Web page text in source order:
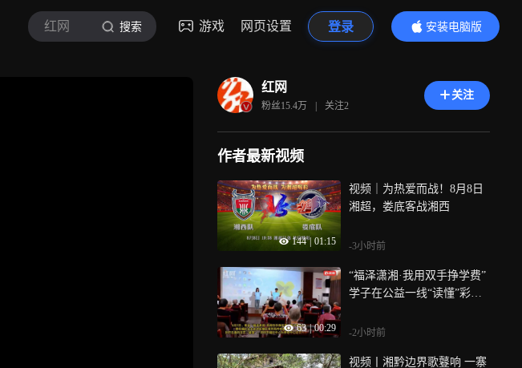
红网 搜索 游戏 网页设置 登录
安装电脑版
内容更精彩
红网
粉丝15.4万 | 关注2
关注
作者最新视频
144 | 01:15
视频｜为热爱而战！8月8日
湘超，娄底客战湘西
-3小时前
63 | 00:29
“福泽潇湘·我用双手挣学费”
学子在公益一线“读懂”彩票
-2小时前
视频丨湘黔边界歌鼟响 一寨